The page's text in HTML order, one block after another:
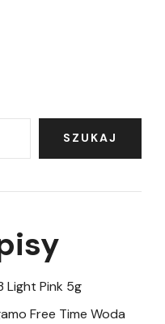
SZUKAJ
Light Pink 5g
Free Time Woda